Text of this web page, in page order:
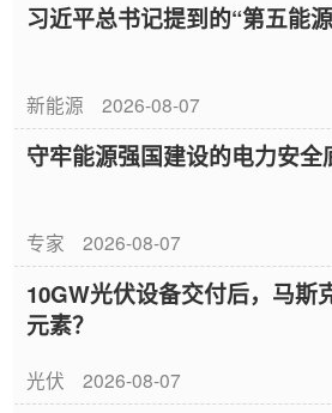
习近平总书记提到的“第五能
新能源 2026-08-07
守牢能源强国建设的电力安全
专家 2026-08-07
10GW光伏设备交付后，马斯
元素？
光伏 2026-08-07